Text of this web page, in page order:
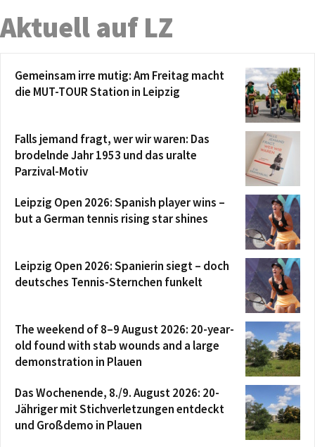
Aktuell auf LZ
Gemeinsam irre mutig: Am Freitag macht
die MUT-TOUR Station in Leipzig
Falls jemand fragt, wer wir waren: Das
brodelnde Jahr 1953 und das uralte
Parzival-Motiv
Leipzig Open 2026: Spanish player wins –
but a German tennis rising star shines
Leipzig Open 2026: Spanierin siegt – doch
deutsches Tennis-Sternchen funkelt
The weekend of 8–9 August 2026: 20-year-
old found with stab wounds and a large
demonstration in Plauen
Das Wochenende, 8./9. August 2026: 20-
Jähriger mit Stichverletzungen entdeckt
und Großdemo in Plauen